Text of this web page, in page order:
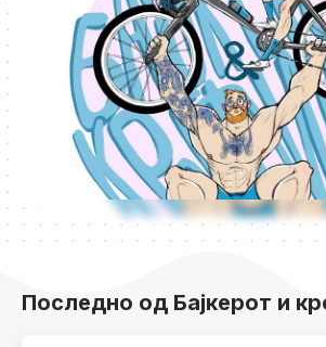
Последно од Бајкерот и